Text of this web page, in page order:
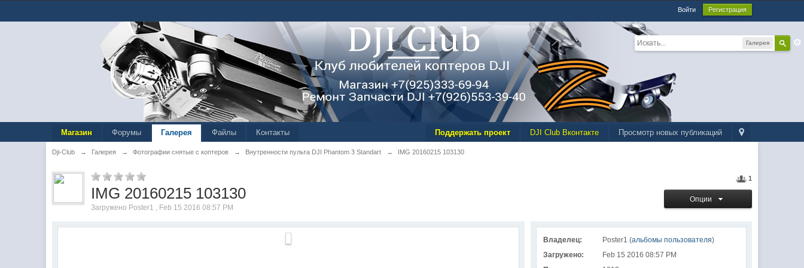
Войти Регистрация
Галерея
Просмотр новых публикаций
DJI Club Вконтакте
Поддержать проект
Магазин Форумы Галерея Файлы Контакты
Dji-Club → Галерея → Фотографии снятые с коптеров → Внутренности пульта DJI Phantom 3 Standart → IMG 20160215 103130
1
Опции
IMG 20160215 103130
Загружено Poster1 , Feb 15 2016 08:57 PM
Владелец: Poster1 (альбомы пользователя)
Загружено:
Feb 15 2016 08:57 PM